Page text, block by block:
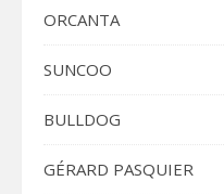
ORCANTA
SUNCOO
BULLDOG
GÉRARD PASQUIER